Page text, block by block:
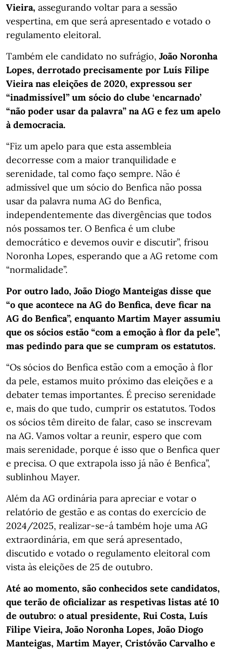
Vieira, assegurando voltar para a sessão
vespertina, em que será apresentado e votado o
regulamento eleitoral.
Também ele candidato no sufrágio, João Noronha
Lopes, derrotado precisamente por Luís Filipe
Vieira nas eleições de 2020, expressou ser
“inadmissível” um sócio do clube ‘encarnado’
“não poder usar da palavra” na AG e fez um apelo
à democracia.
“Fiz um apelo para que esta assembleia
decorresse com a maior tranquilidade e
serenidade, tal como faço sempre. Não é
admissível que um sócio do Benfica não possa
usar da palavra numa AG do Benfica,
independentemente das divergências que todos
nós possamos ter. O Benfica é um clube
democrático e devemos ouvir e discutir”, frisou
Noronha Lopes, esperando que a AG retome com
“normalidade”.
Por outro lado, João Diogo Manteigas disse que
“o que acontece na AG do Benfica, deve ficar na
AG do Benfica”, enquanto Martim Mayer assumiu
que os sócios estão “com a emoção à flor da pele”,
mas pedindo para que se cumpram os estatutos.
“Os sócios do Benfica estão com a emoção à flor
da pele, estamos muito próximo das eleições e a
debater temas importantes. É preciso serenidade
e, mais do que tudo, cumprir os estatutos. Todos
os sócios têm direito de falar, caso se inscrevam
na AG. Vamos voltar a reunir, espero que com
mais serenidade, porque é isso que o Benfica quer
e precisa. O que extrapola isso já não é Benfica”,
sublinhou Mayer.
Além da AG ordinária para apreciar e votar o
relatório de gestão e as contas do exercício de
2024/2025, realizar-se-á também hoje uma AG
extraordinária, em que será apresentado,
discutido e votado o regulamento eleitoral com
vista às eleições de 25 de outubro.
Até ao momento, são conhecidos sete candidatos,
que terão de oficializar as respetivas listas até 10
de outubro: o atual presidente, Rui Costa, Luís
Filipe Vieira, João Noronha Lopes, João Diogo
Manteigas, Martim Mayer, Cristóvão Carvalho e